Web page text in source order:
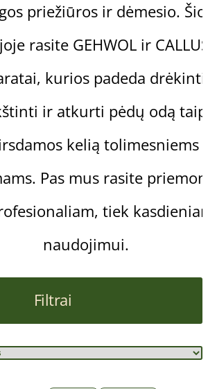
priežiūros ir dėmesio.
rasite GEHWOL ir
kurios padeda
ir atkurti pėdų odą taip
kelią tolimesniems
Pas mus rasite
tiek
naudojimui.
Filtrai